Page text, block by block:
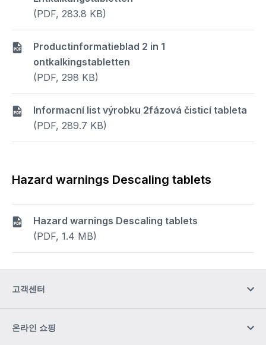
(PDF, 283.8 KB)
Productinformatieblad 2 in 1
ontkalkingstabletten
(PDF, 298 KB)
Informacní list výrobku 2fázová čisticí tableta
(PDF, 289.7 KB)
Hazard warnings Descaling tablets
Hazard warnings Descaling tablets
(PDF, 1.4 MB)
고객센터
온라인 쇼핑